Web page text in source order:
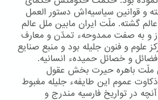
و قوانین سیاسیه‌اش دستور العمل
گشته. ملّت ایران مابین ملل عالم
و به صفت ممدوحهء تمدّن و معارف
علوم و فنون جلیله بود و منبع صنایع
و خصائل حمیدهء انسانیه.
ملّت باهره حیرت بخش عقول
عموم این طایفهء جلیله مغبوط
در تواریخ فارسیه مندرج و